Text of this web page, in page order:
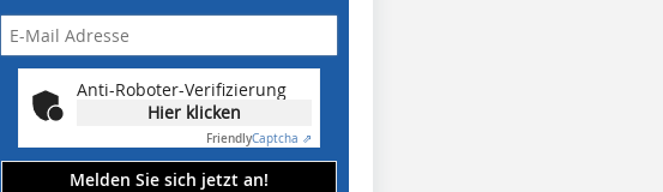
Anti-Roboter-Verifizierung
Hier klicken
FriendlyCaptcha ⇗
Melden Sie sich jetzt an!